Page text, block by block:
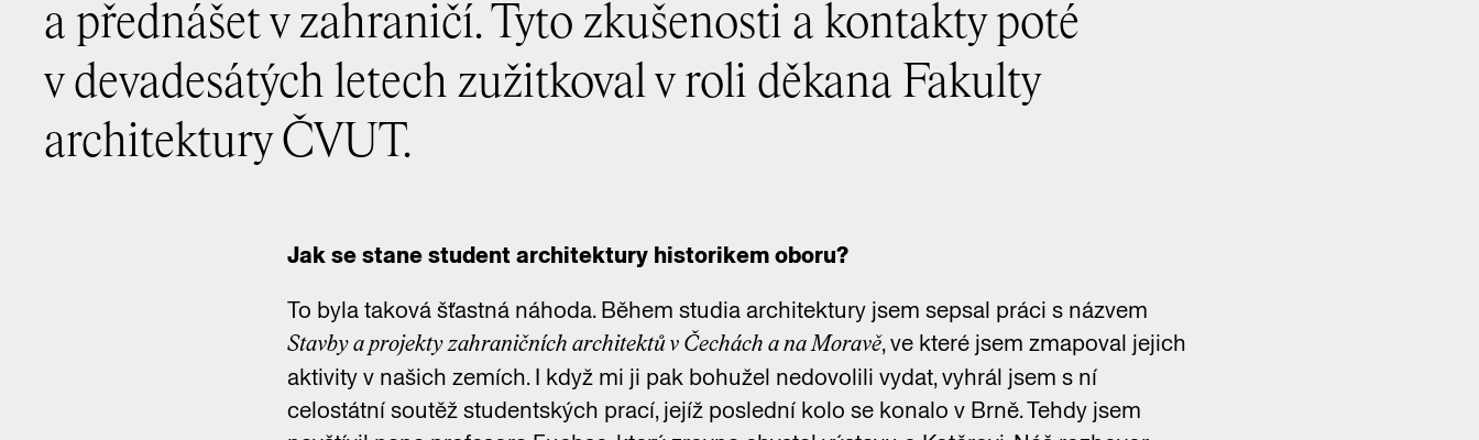
a přednášet v zahraničí. Tyto zkušenosti a kontakty poté
v devadesátých letech zužitkoval v roli děkana Fakulty
architektury ČVUT.
Jak se stane student architektury historikem oboru?
To byla taková šťastná náhoda. Během studia architektury jsem sepsal práci s názvem
Stavby a projekty zahraničních architektů v Čechách a na Moravě, ve které jsem zmapoval jejich
aktivity v našich zemích. I když mi ji pak bohužel nedovolili vydat, vyhrál jsem s ní
celostátní soutěž studentských prací, jejíž poslední kolo se konalo v Brně. Tehdy jsem